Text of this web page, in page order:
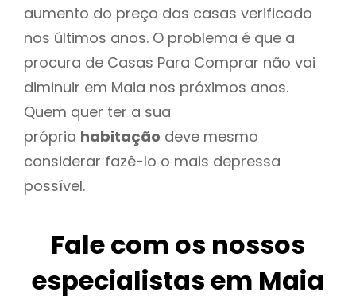
aumento do preço das casas verificado
nos últimos anos. O problema é que a
procura de Casas Para Comprar não vai
diminuir em Maia nos próximos anos.
Quem quer ter a sua
própria habitação deve mesmo
considerar fazê-lo o mais depressa
possível.
Fale com os nossos
especialistas em Maia